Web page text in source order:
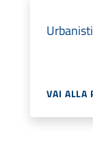
VAI ALLA